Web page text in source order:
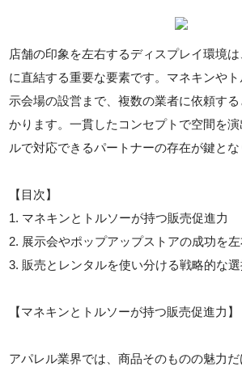
店舗の印象を左右するディスプレイ環境
に直結する重要な要素です。マネキンや
示会場の設営まで、複数の業者に依頼す
かります。一貫したコンセプトで空間を
ルで対応できるパートナーの存在が鍵とな
【目次】
1. マネキンとトルソーが持つ販売促進力
2. 展示会やポップアップストアの成功を
3. 販売とレンタルを使い分ける戦略的な選
【マネキンとトルソーが持つ販売促進力】
アパレル業界では、商品そのものの魅力